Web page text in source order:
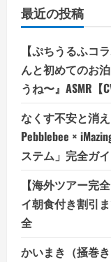
最近の投稿
【ぷちうるふコ
んと初めてのお
うね〜』ASMR【
なくす不安と消
Pebblebee ×
ステム」完全ガ
【海外ツアー完
イ朝食付き割引
全
かいまき（掻巻